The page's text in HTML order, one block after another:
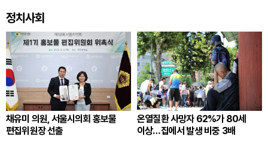
정치사회
채유미 의원, 서울시의회 홍보물
편집위원장 선출
온열질환 사망자 62%가 80세
이상…집에서 발생 비중 3배